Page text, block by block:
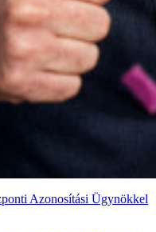
Azonosítási Ügynökkel